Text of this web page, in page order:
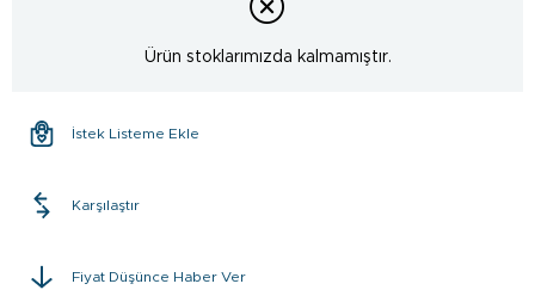
Ürün stoklarımızda kalmamıştır.
İstek Listeme Ekle
Karşılaştır
Fiyat Düşünce Haber Ver